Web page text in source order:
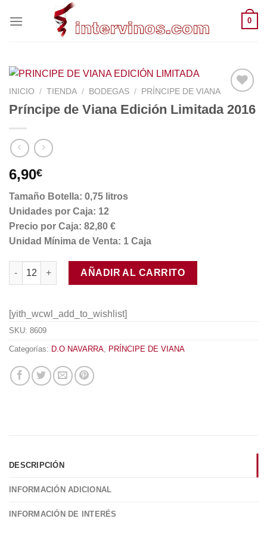
0
INICIO / TIENDA / BODEGAS / PRÍNCIPE DE VIANA
Príncipe de Viana Edición Limitada 2016
6,90€
Tamaño Botella: 0,75 litros
Unidades por Caja: 12
Precio por Caja: 82,80 €
Unidad Mínima de Venta: 1 Caja
Príncipe de Viana Edición Limitada 2016 cantidad
AÑADIR AL CARRITO
[yith_wcwl_add_to_wishlist]
SKU: 8609
Categorías: D.O NAVARRA, PRÍNCIPE DE VIANA
DESCRIPCIÓN
INFORMACIÓN ADICIONAL
INFORMACIÓN DE INTERÉS